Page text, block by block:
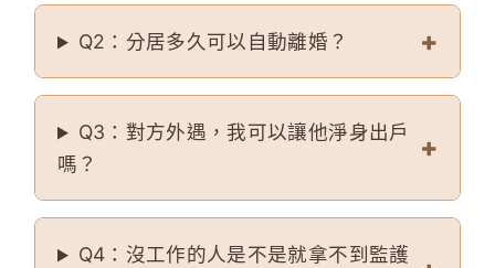
Q2：分居多久可以自動離婚？
Q3：對方外遇，我可以讓他淨身出戶
嗎？
Q4：沒工作的人是不是就拿不到監護